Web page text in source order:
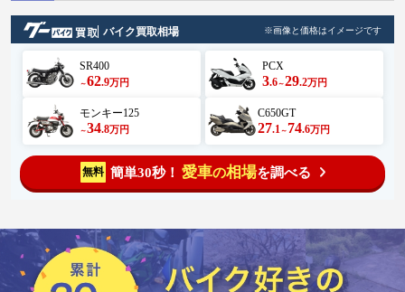
バイク買取相場 ※画像と価格はイメージです
SR400
～62.9万円
PCX
3.6～29.2万円
モンキー125
～34.8万円
C650GT
27.1 ～ 74.6万円
無料 簡単30秒！ 愛車の相場を調べる